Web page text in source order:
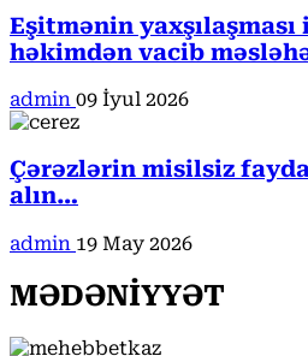
Eşitmənin yaxşılaşması
həkimdən vacib
admin 09 İyul 2026
Çərəzlərin misilsiz
alın…
admin 19 May 2026
MƏDƏNİYYƏT